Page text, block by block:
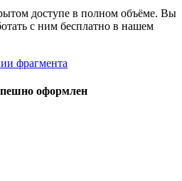
доступе в полном объёме. Вы
с ним бесплатно в нашем
фрагмента
оформлен